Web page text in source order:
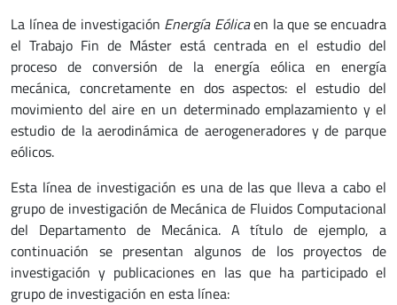
La línea de investigación Energía Eólicaen la que se encuadra
el Trabajo Fin de Máster está centrada en el estudio del
proceso de conversión de la energía eólica en energía
mecánica, concretamente en dos aspectos: el estudio del
movimiento del aire en un determinado emplazamiento y el
estudio de la aerodinámica de aerogeneradores y de parque
eólicos.
Esta línea de investigación es una de las que lleva a cabo el
grupo de investigación de Mecánica de Fluidos Computacional
del Departamento de Mecánica. A título de ejemplo, a
continuación se presentan algunos de los proyectos de
investigación y publicaciones en las que ha participado el
grupo de investigación en esta línea: